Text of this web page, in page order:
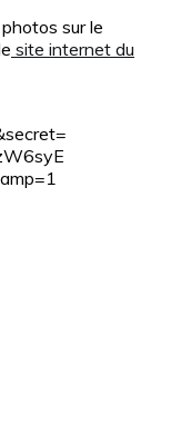
sur le
site internet du